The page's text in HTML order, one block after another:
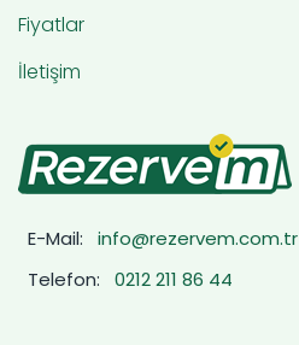
Fiyatlar
İletişim
E-Mail:
info@rezervem.com.tr
Telefon:
0212 211 86 44